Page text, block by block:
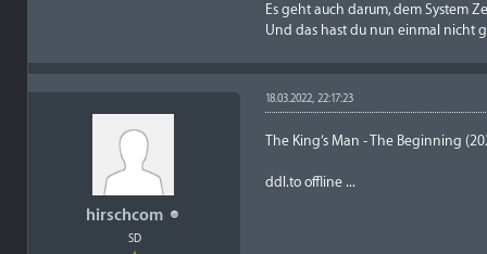
Es geht auch darum, dem System
Und das hast du nun einmal nicht
hirschcom
SD
18.03.2022, 22:17:23
The King’s Man - The Beginning
ddl.to offline ...